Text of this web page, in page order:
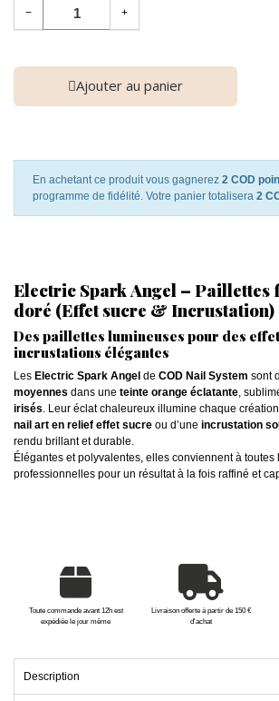
− +
Ajouter au panier
En achetant ce produit vous gagnerez 2 COD
programme de fidélité. Votre panier totalisera 2
Electric Spark Angel – Paillettes
doré (Effet sucre & Incrustation)
Des paillettes lumineuses pour des
incrustations élégantes
Les Electric Spark Angel de COD Nail System sont
moyennes dans une teinte orange éclatante,
irisés. Leur éclat chaleureux illumine chaque création,
nail art en relief effet sucre ou d’une incrustation
rendu brillant et durable.
Élégantes et polyvalentes, elles conviennent à toutes
professionnelles pour un résultat à la fois raffiné et
Toute commande avant 12h est
expédiée le jour même
Livraison offerte à partir de 150 €
d'achat
Description